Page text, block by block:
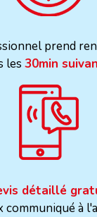
prend
les 30min
détaillé
communiqué à